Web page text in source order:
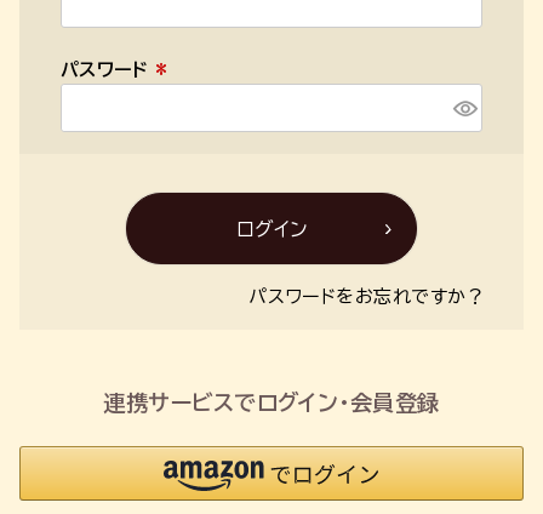
パスワード
ログイン
パスワードをお忘れですか？
連携サービスでログイン・会員登録